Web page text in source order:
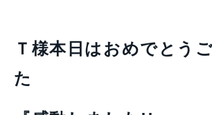
Ｔ様本日はおめでとう
た